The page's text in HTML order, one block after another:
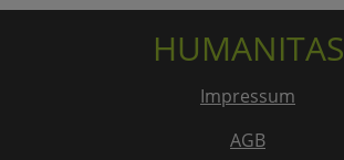
HUMANITAS
Impressum
AGB